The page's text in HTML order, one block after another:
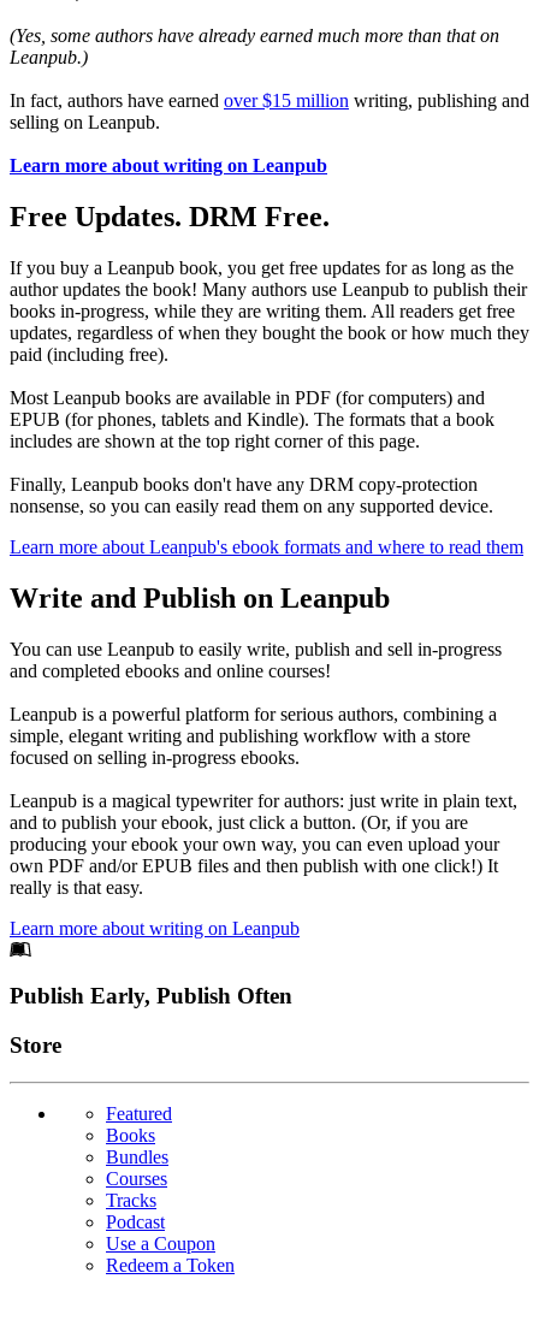
(Yes, some authors have already earned much more than that on
Leanpub.)
In fact, authors have earned over $15 million writing, publishing and
selling on Leanpub.
Learn more about writing on Leanpub
Free Updates. DRM Free.
If you buy a Leanpub book, you get free updates for as long as the
author updates the book! Many authors use Leanpub to publish their
books in-progress, while they are writing them. All readers get free
updates, regardless of when they bought the book or how much they
paid (including free).
Most Leanpub books are available in PDF (for computers) and
EPUB (for phones, tablets and Kindle). The formats that a book
includes are shown at the top right corner of this page.
Finally, Leanpub books don't have any DRM copy-protection
nonsense, so you can easily read them on any supported device.
Learn more about Leanpub's ebook formats and where to read them
Write and Publish on Leanpub
You can use Leanpub to easily write, publish and sell in-progress
and completed ebooks and online courses!
Leanpub is a powerful platform for serious authors, combining a
simple, elegant writing and publishing workflow with a store
focused on selling in-progress ebooks.
Leanpub is a magical typewriter for authors: just write in plain text,
and to publish your ebook, just click a button. (Or, if you are
producing your ebook your own way, you can even upload your
own PDF and/or EPUB files and then publish with one click!) It
really is that easy.
Learn more about writing on Leanpub
Footer
Publish Early, Publish Often
Links
Store
Featured
Books
Bundles
Courses
Tracks
Podcast
Use a Coupon
Redeem a Token